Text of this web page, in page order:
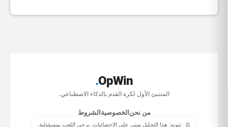
OpWin
.
المتنبئ الأول لكرة القدم بالذكاء الاصطناعي.
من نحن الخصوصية الشروط
⚖️ تنويه: هذا التحليل مبني على الإحصائيات. يرجى اللعب بمسؤولية.